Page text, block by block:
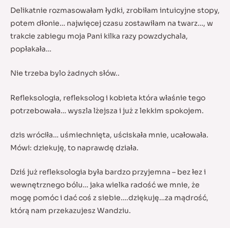
Delikatnie rozmasowałam łydki, zrobiłam intuicyjne stopy,
potem dłonie… najwięcej czasu zostawiłam na twarz…, w
trakcie zabiegu moja Pani kilka razy powzdychala,
popłakała…
Nie trzeba bylo żadnych słów..
Refleksologia, refleksolog i kobieta która właśnie tego
potrzebowała… wyszla lżejsza i już z lekkim spokojem.
dzis wróciła… uśmiechnięta, uściskała mnie, ucałowała.
Mówi: dziekuję, to naprawdę działa.
Dziś już refleksologia była bardzo przyjemna – bez łez i
wewnętrznego bólu… jaka wielka radość we mnie, że
mogę pomóc i dać coś z siebie….dziękuję…za mądrość,
którą nam przekazujesz Wandziu.